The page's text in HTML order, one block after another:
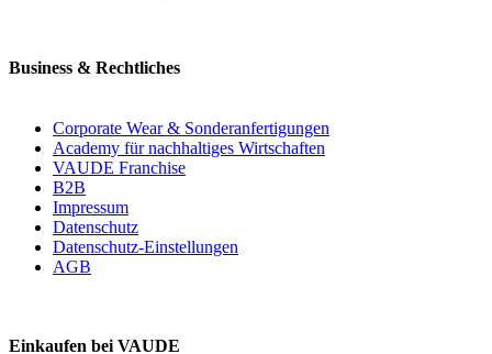
Business & Rechtliches
Corporate Wear & Sonderanfertigungen
Academy für nachhaltiges Wirtschaften
VAUDE Franchise
B2B
Impressum
Datenschutz
Datenschutz-Einstellungen
AGB
Einkaufen bei VAUDE